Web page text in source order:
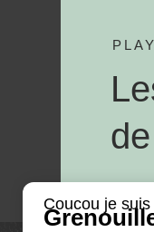
Coucou je suis